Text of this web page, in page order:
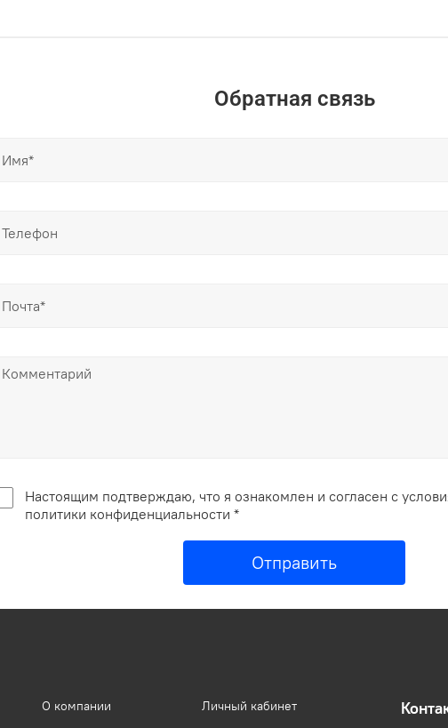
Обратная связь
Настоящим подтверждаю, что я ознакомлен и согласен с
политики конфиденциальности *
Отправить
О компании
Личный кабинет